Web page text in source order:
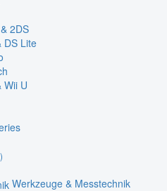
2DS
DS Lite
Wii U
Werkzeuge & Messtechnik